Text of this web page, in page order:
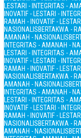
LESTARI - INTEGRITAS -
INOVATIF - LESTARI -
RAMAH - INOVATIF -
NASIONALISBERTAKWA -
AMANAH - NASIONALIS
INTEGRITAS - AMANAH -
LESTARI - INTEGRITAS -
INOVATIF - LESTARI -
RAMAH - INOVATIF -
NASIONALISBERTAKWA -
AMANAH - NASIONALIS
INTEGRITAS - AMANAH -
LESTARI - INTEGRITAS -
INOVATIF - LESTARI -
RAMAH - INOVATIF -
NASIONALISBERTAKWA -
AMANAH - NASIONALIS